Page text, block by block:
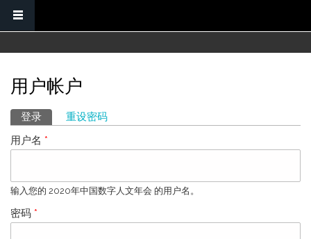
用户帐户
主标签
登录 （活动标签）
重设密码
用户名 *
输入您的 2020年中国数字人文年会 的用户名。
密码 *